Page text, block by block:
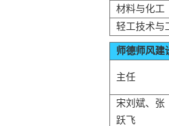
材料与化工
轻工技术与
师德师风建
主任
宋刘斌、张
跃飞